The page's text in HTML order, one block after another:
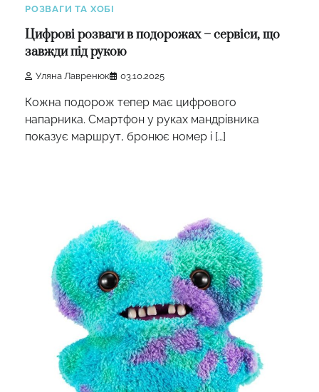
РОЗВАГИ ТА ХОБІ
Цифрові розваги в подорожах – сервіси, що
завжди під рукою
Уляна Лавренюк 03.10.2025
Кожна подорож тепер має цифрового
напарника. Смартфон у руках мандрівника
показує маршрут, бронює номер і […]